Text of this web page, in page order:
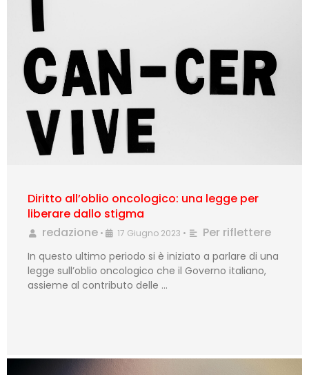
Diritto all’oblio oncologico: una legge per
liberare dallo stigma
redazione • 17 Giugno 2023 • Per riflettere
In questo ultimo periodo si è iniziato a parlare di una
legge sull’oblio oncologico che il Governo italiano,
assieme al contributo delle …